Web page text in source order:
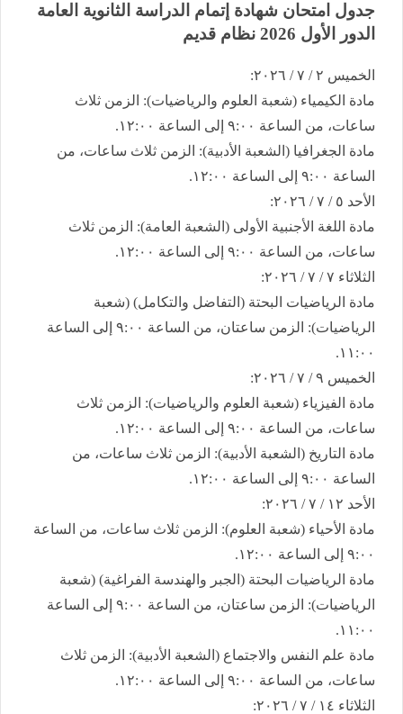
​جدول امتحان شهادة إتمام الدراسة الثانوية العامة ​
الدور الأول 2026 نظام قديم
​الخميس ٢ / ٧ / ٢٠٢٦:
​مادة الكيمياء (شعبة العلوم والرياضيات): الزمن ثلاث
ساعات، من الساعة ٩:٠٠ إلى الساعة ١٢:٠٠.
​مادة الجغرافيا (الشعبة الأدبية): الزمن ثلاث ساعات، من
الساعة ٩:٠٠ إلى الساعة ١٢:٠٠.
​الأحد ٥ / ٧ / ٢٠٢٦:
​مادة اللغة الأجنبية الأولى (الشعبة العامة): الزمن ثلاث
ساعات، من الساعة ٩:٠٠ إلى الساعة ١٢:٠٠.
​الثلاثاء ٧ / ٧ / ٢٠٢٦:
​مادة الرياضيات البحتة (التفاضل والتكامل) (شعبة
الرياضيات): الزمن ساعتان، من الساعة ٩:٠٠ إلى الساعة
١١:٠٠.
​الخميس ٩ / ٧ / ٢٠٢٦:
​مادة الفيزياء (شعبة العلوم والرياضيات): الزمن ثلاث
ساعات، من الساعة ٩:٠٠ إلى الساعة ١٢:٠٠.
​مادة التاريخ (الشعبة الأدبية): الزمن ثلاث ساعات، من
الساعة ٩:٠٠ إلى الساعة ١٢:٠٠.
​الأحد ١٢ / ٧ / ٢٠٢٦:
​مادة الأحياء (شعبة العلوم): الزمن ثلاث ساعات، من الساعة
٩:٠٠ إلى الساعة ١٢:٠٠.
​مادة الرياضيات البحتة (الجبر والهندسة الفراغية) (شعبة
الرياضيات): الزمن ساعتان، من الساعة ٩:٠٠ إلى الساعة
١١:٠٠.
​مادة علم النفس والاجتماع (الشعبة الأدبية): الزمن ثلاث
ساعات، من الساعة ٩:٠٠ إلى الساعة ١٢:٠٠.
​الثلاثاء ١٤ / ٧ / ٢٠٢٦: